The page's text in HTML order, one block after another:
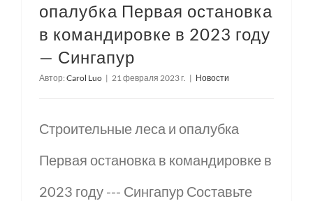
опалубка Первая остановка
в командировке в 2023 году
— Сингапур
Автор: Carol Luo | 21 февраля 2023 г. | Новости
Строительные леса и опалубка
Первая остановка в командировке в
2023 году --- Сингапур Составьте